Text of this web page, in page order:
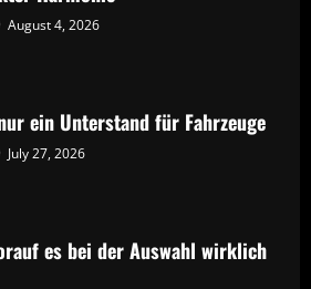
August 4, 2026
ein Unterstand für Fahrzeuge
July 27, 2026
es bei der Auswahl wirklich